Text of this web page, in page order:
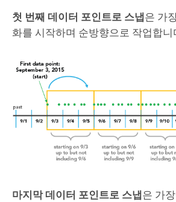
첫 번째 데이터 포인트로 스냅은 가
화를 시작하며 순방향으로 작업합니
마지막 데이터 포인트로 스냅 은 가